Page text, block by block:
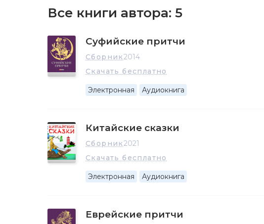
Все книги автора: 5
Суфийские притчи
Сборник2014
Скачать бесплатно
Электронная Аудиокнига
Китайские сказки
Сборник2021
Скачать бесплатно
Электронная Аудиокнига
Еврейские притчи